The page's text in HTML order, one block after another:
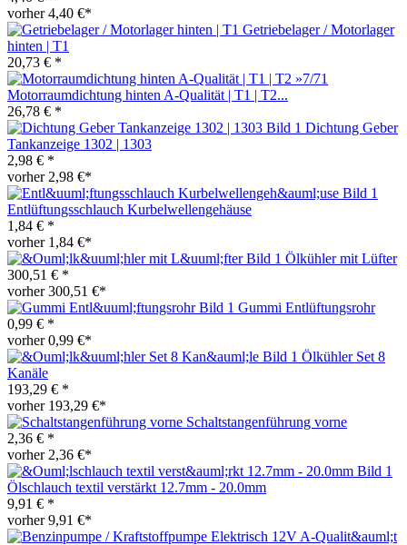
vorher 4,40 €*
Getriebelager / Motorlager
hinten | T1
20,73 € *
Motorraumdichtung hinten A-Qualität | T1 | T2...
26,78 € *
Dichtung Geber
Tankanzeige 1302 | 1303
2,98 € *
vorher 2,98 €*
Entlüftungsschlauch Kurbelwellengehäuse
1,84 € *
vorher 1,84 €*
Ölkühler mit Lüfter
300,51 € *
vorher 300,51 €*
Gummi Entlüftungsrohr
0,99 € *
vorher 0,99 €*
Ölkühler Set 8
Kanäle
193,29 € *
vorher 193,29 €*
Schaltstangenführung vorne
2,36 € *
vorher 2,36 €*
Ölschlauch textil verstärkt 12.7mm - 20.0mm
9,91 € *
vorher 9,91 €*